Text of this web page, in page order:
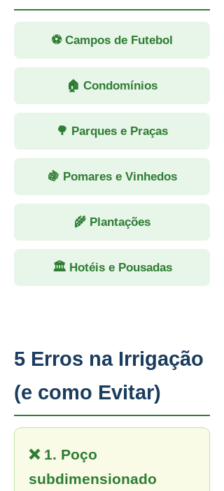
⚽ Campos de Futebol
🏠 Condomínios
🌳 Parques e Praças
🍇 Pomares e Vinhedos
🌾 Plantações
🏛 Hotéis e Pousadas
5 Erros na Irrigação
(e como Evitar)
❌ 1. Poço
subdimensionado